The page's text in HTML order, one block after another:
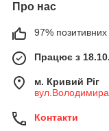
Про нас
97% позитивних
Працює з
м. Кривий Ріг
вул.Володимира
Контакти